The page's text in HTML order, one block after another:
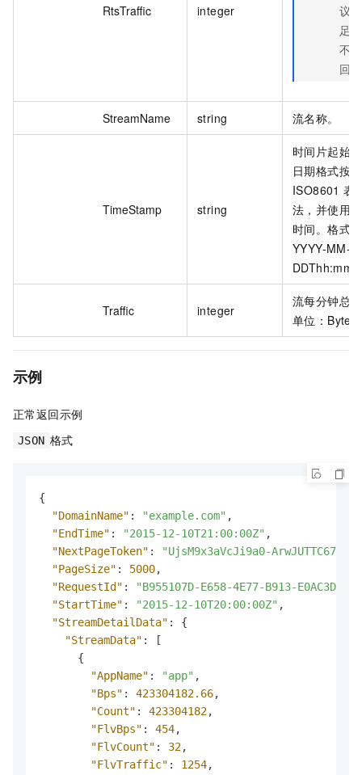
RtsTraffic integer
议
足
不返
回。
StreamName string 流名称。
TimeStamp string
时间片起始
日期格式按照
ISO8601 表
法，并使用
时间。格式
YYYY-MM-
Traffic integer
流每分钟总
单位：Byte
示例
正常返回示例
JSON 格式
{
"DomainName" : "example.com" ,
"EndTime" : "2015-12-10T21:00:00Z" ,
"NextPageToken" :
"UjsM9x3aVcJi9a0-
"PageSize" : 5000,
"RequestId" :
"B955107D-E658-4E77-B913-
"StartTime" : "2015-12-10T20:00:00Z" ,
"StreamDetailData" :
{
"StreamData" :
[
{
"AppName" : "app" ,
"Bps" : 423304182.66,
"Count" : 423304182,
"FlvBps" : 454,
"FlvCount" : 32,
"FlvTraffic" : 1254,